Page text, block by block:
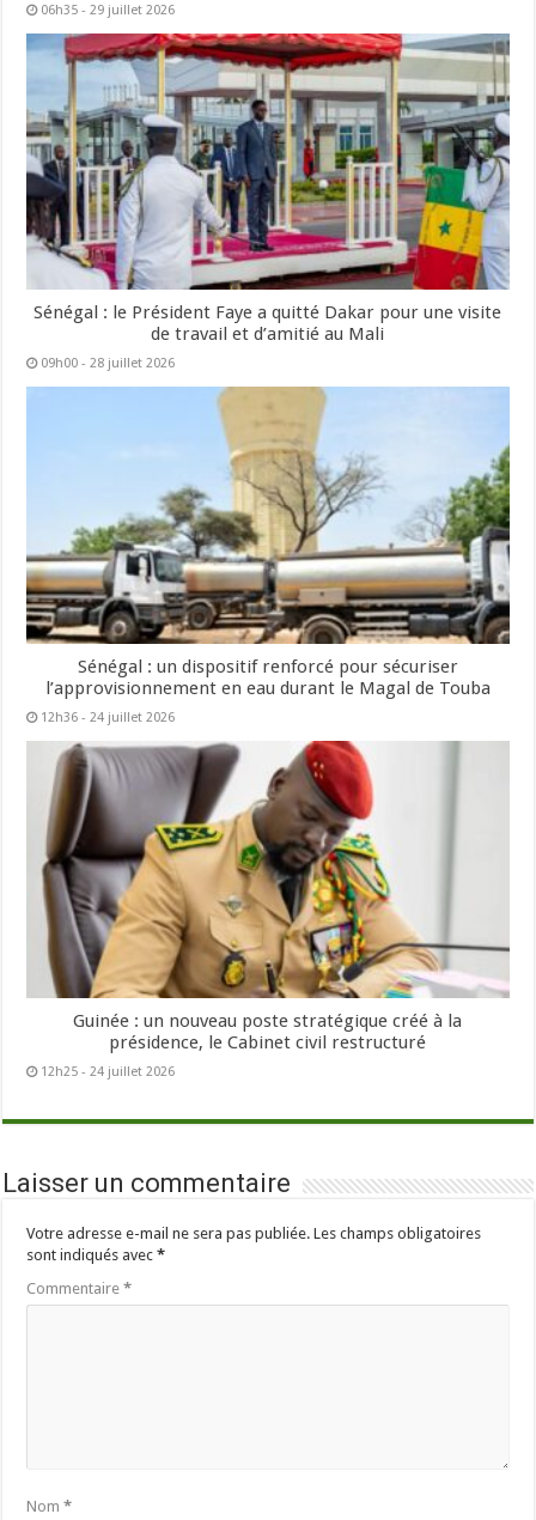
06h35 - 29 juillet 2026
Sénégal : le Président Faye a quitté Dakar pour une visite
de travail et d’amitié au Mali
09h00 - 28 juillet 2026
Sénégal : un dispositif renforcé pour sécuriser
l’approvisionnement en eau durant le Magal de Touba
12h36 - 24 juillet 2026
Guinée : un nouveau poste stratégique créé à la
présidence, le Cabinet civil restructuré
12h25 - 24 juillet 2026
Laisser un commentaire
Votre adresse e-mail ne sera pas publiée. Les champs obligatoires
sont indiqués avec*
Commentaire*
Nom*